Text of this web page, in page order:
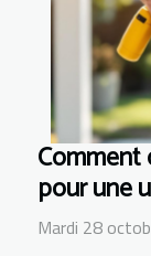
pour une
Mardi 28